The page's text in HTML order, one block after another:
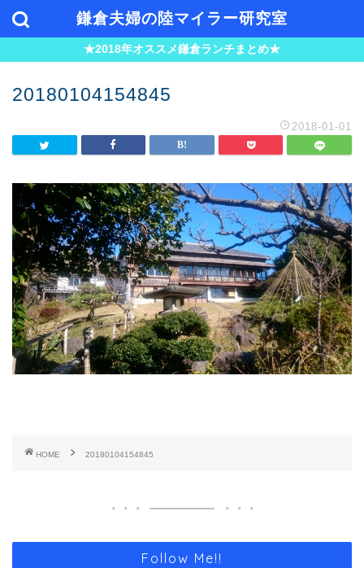
鎌倉夫婦の陸マイラー研究室
★2018年オススメ鎌倉ランチまとめ★
20180104154845
2018-01-01
HOME 20180104154845
Follow Me!!